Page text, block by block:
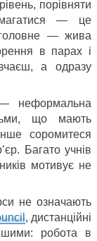
порівняти
— це
— жива
в парах і
а одразу
неформальна
що мають
соромитеся
Багато учнів
мотивує не
не означають
, дистанційні
робота в